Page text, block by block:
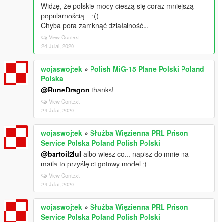
Widzę, że polskie mody cieszą się coraz mniejszą
popularnością... :((
Chyba pora zamknąć działalność...
View Context
24 Julai, 2020
wojaswojtek » Polish MiG-15 Plane Polski Poland
Polska
@RuneDragon thanks!
View Context
24 Julai, 2020
wojaswojtek » Służba Więzienna PRL Prison
Service Polska Poland Polish Polski
@bartoil2lul albo wiesz co... napisz do mnie na
maila to przyślę ci gotowy model ;)
View Context
24 Julai, 2020
wojaswojtek » Służba Więzienna PRL Prison
Service Polska Poland Polish Polski